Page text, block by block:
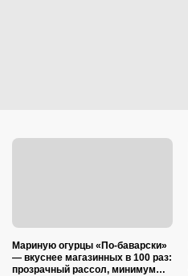
Мариную огурцы «По-баварски»
— вкуснее магазинных в 100 раз:
прозрачный рассол, минимум